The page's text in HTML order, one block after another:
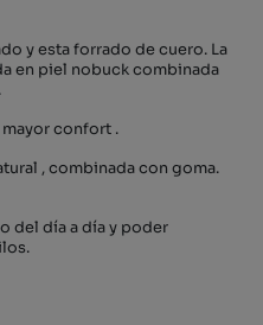
y esta forrado de cuero. La
en piel nobuck combinada
mayor confort .
, combinada con goma.
del día a día y poder